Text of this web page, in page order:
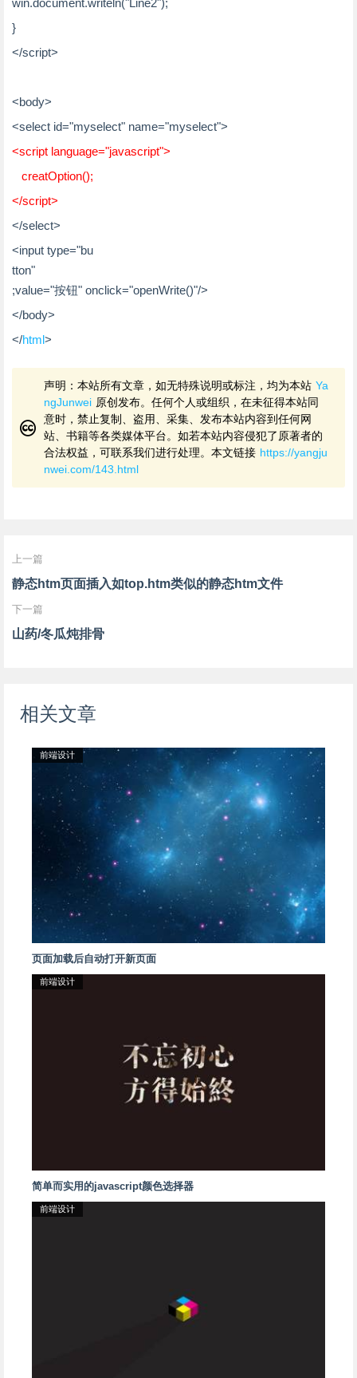
win.document.writeln("Line2");
}
</script>
<body>
<select id="myselect" name="myselect">
<script language="javascript">
creatOption();
</script>
</select>
<input type="bu
tton"
;value="按钮" onclick="openWrite()"/>
</body>
</html>
声明：本站所有文章，如无特殊说明或标注，均为本站 Ya
ngJunwei 原创发布。任何个人或组织，在未征得本站同
意时，禁止复制、盗用、采集、发布本站内容到任何网
站、书籍等各类媒体平台。如若本站内容侵犯了原著者的
合法权益，可联系我们进行处理。本文链接 https://yangju
nwei.com/143.html
上一篇
静态htm页面插入如top.htm类似的静态htm文件
下一篇
山药/冬瓜炖排骨
相关文章
前端设计
页面加载后自动打开新页面
前端设计
简单而实用的javascript颜色选择器
前端设计